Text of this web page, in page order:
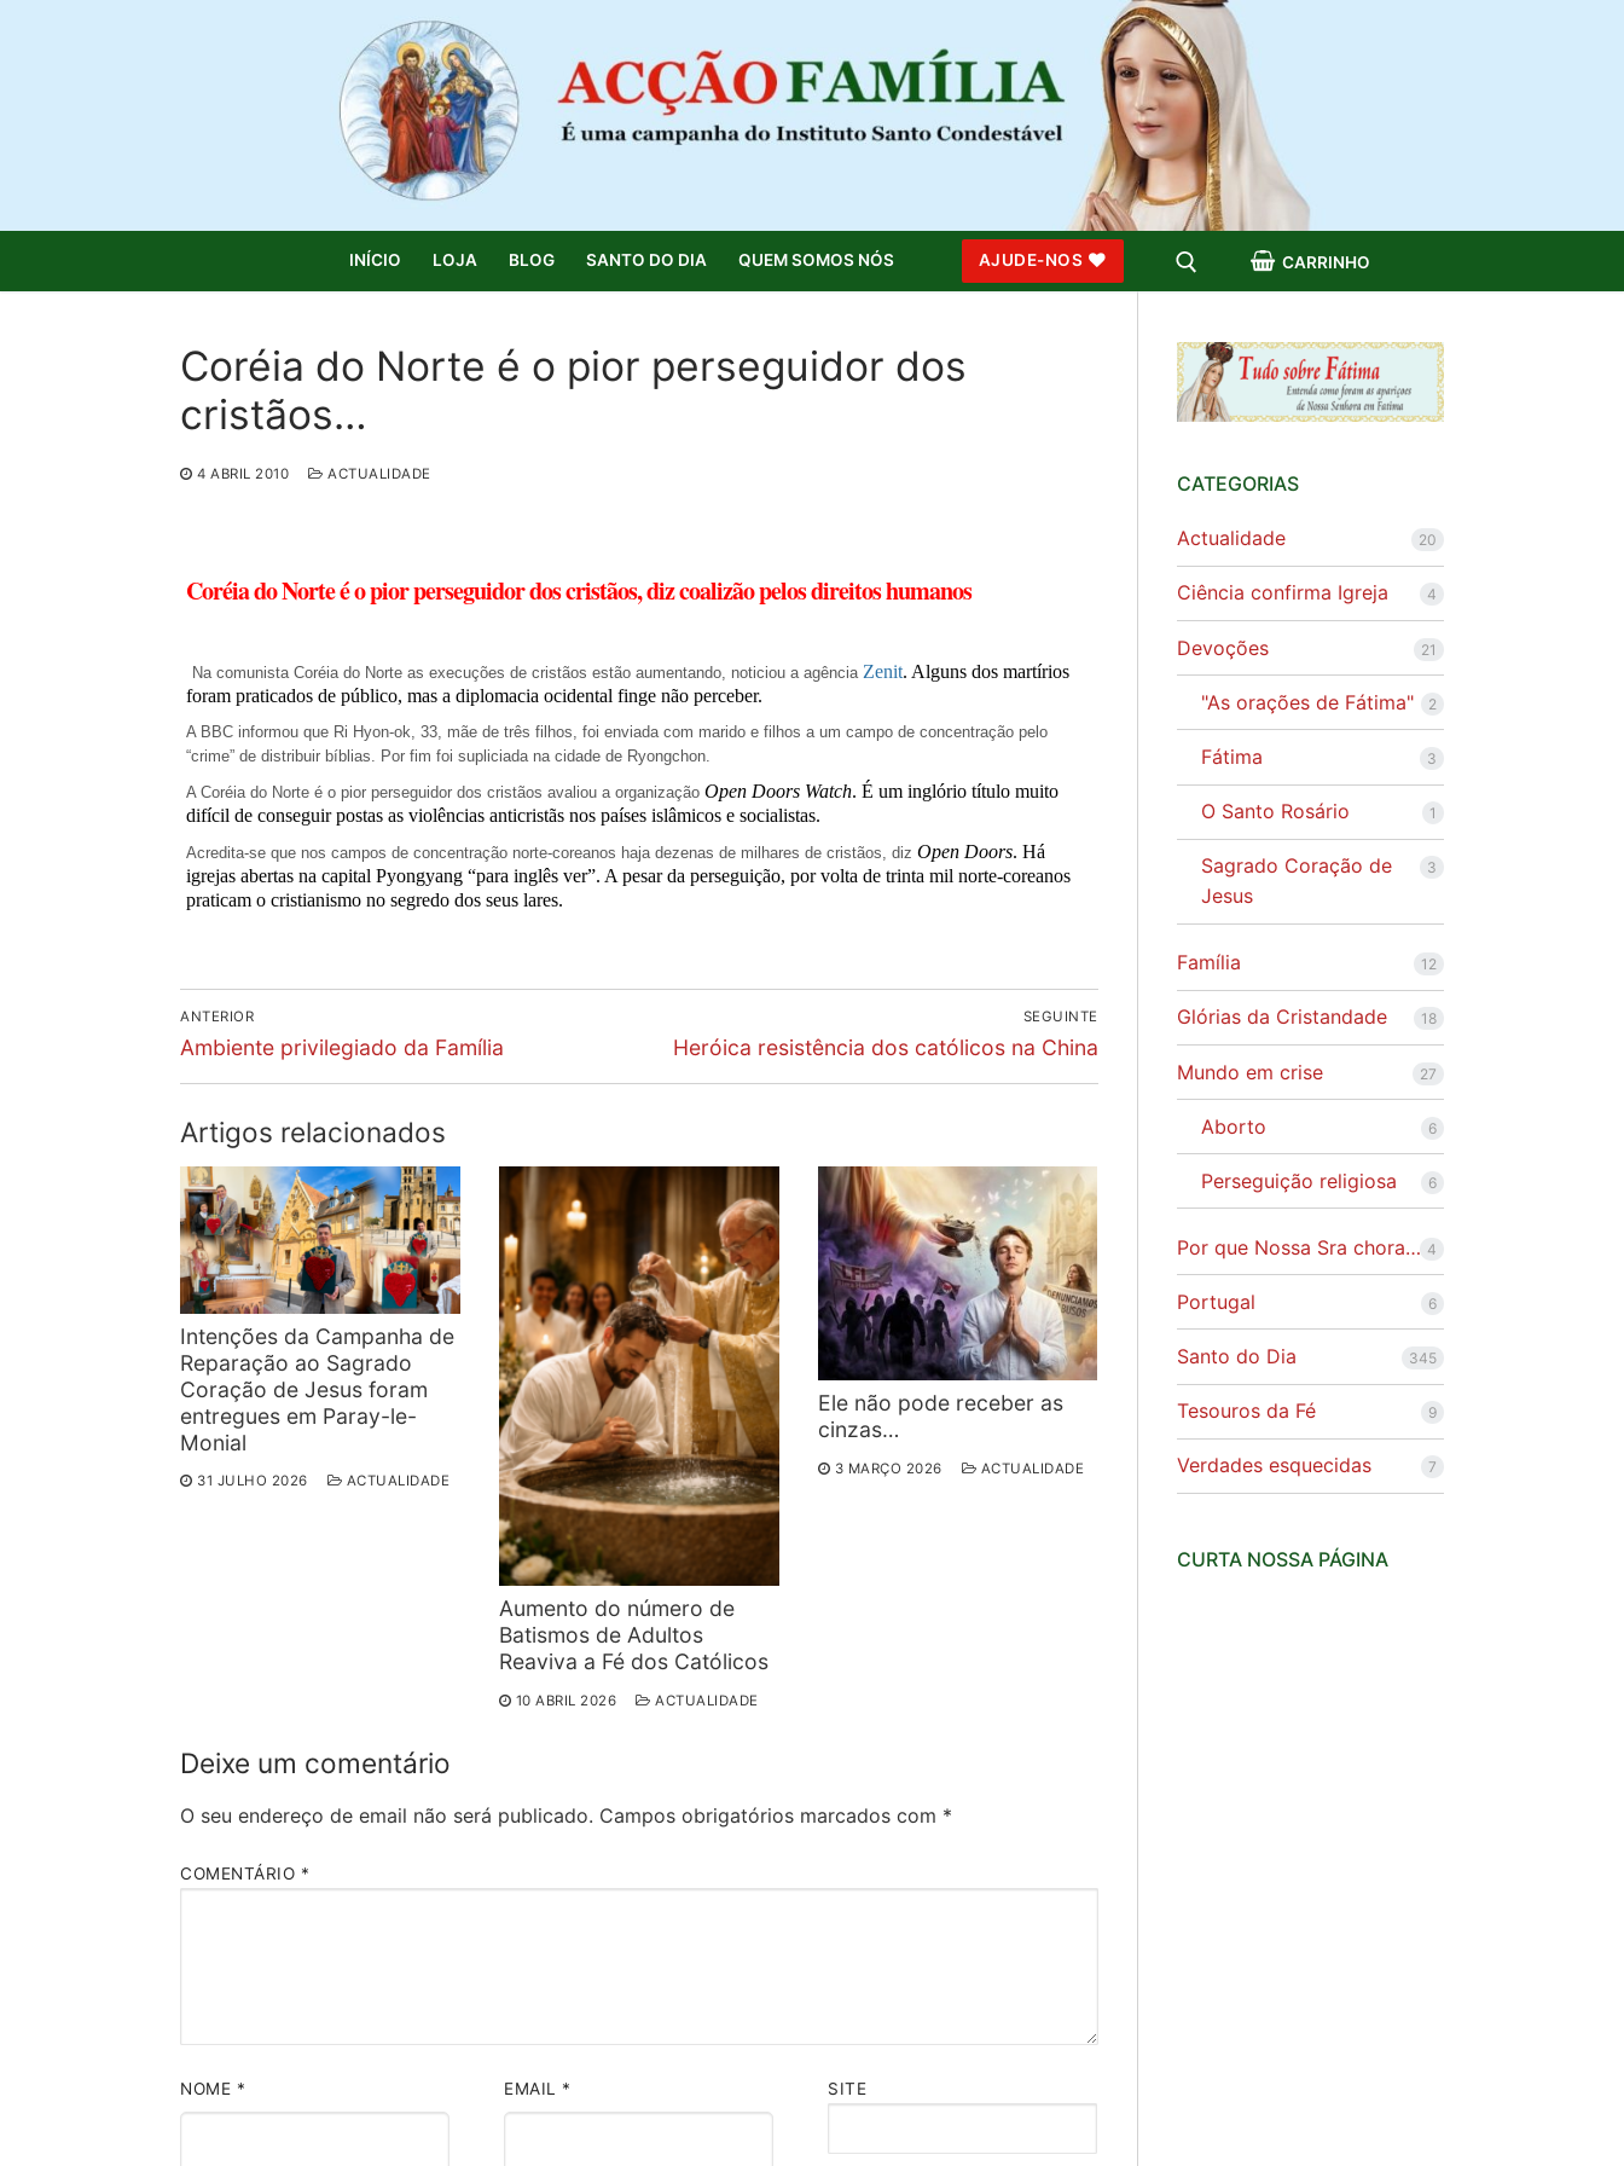
INÍCIO LOJA BLOG SANTO DO DIA QUEM SOMOS NÓS AJUDE-NOS CARRINHO
Blog
Quem somos nós
Coréia do Norte é o pior perseguidor dos
cristãos…
4 ABRIL 2010 ACTUALIDADE
Coréia do Norte é o pior perseguidor dos cristãos, diz coalizão pelos direitos humanos
Na comunista Coréia do Norte as execuções de cristãos estão aumentando, noticiou a agência Zenit. Alguns dos martírios
foram praticados de público, mas a diplomacia ocidental finge não perceber.
A BBC informou que Ri Hyon-ok, 33, mãe de três filhos, foi enviada com marido e filhos a um campo de concentração pelo
“crime” de distribuir bíblias. Por fim foi supliciada na cidade de Ryongchon.
A Coréia do Norte é o pior perseguidor dos cristãos avaliou a organização Open Doors Watch. É um inglório título muito
difícil de conseguir postas as violências anticristãs nos países islâmicos e socialistas.
Acredita-se que nos campos de concentração norte-coreanos haja dezenas de milhares de cristãos, diz Open Doors. Há
igrejas abertas na capital Pyongyang “para inglês ver”. A pesar da perseguição, por volta de trinta mil norte-coreanos
praticam o cristianismo no segredo dos seus lares.
Navegação
de
ANTERIOR
Previous
Ambiente privilegiado da Família
SEGUINTE
Next
Heróica resistência dos católicos na China
Artigos relacionados
Intenções da Campanha de
Reparação ao Sagrado
Coração de Jesus foram
entregues em Paray-le-
Monial
31 JULHO 2026 ACTUALIDADE
Aumento do número de
Batismos de Adultos
Reaviva a Fé dos Católicos
10 ABRIL 2026 ACTUALIDADE
Ele não pode receber as
cinzas…
3 MARÇO 2026 ACTUALIDADE
Deixe um comentário
O seu endereço de email não será publicado. Campos obrigatórios marcados com *
COMENTÁRIO *
NOME * EMAIL * SITE
CATEGORIAS
Actualidade 20
Ciência confirma Igreja 4
Devoções 21
"As orações de Fátima" 2
Fátima 3
O Santo Rosário 1
Sagrado Coração de
Jesus
3
Família 12
Glórias da Cristandade 18
Mundo em crise 27
Aborto 6
Perseguição religiosa 6
Por que Nossa Sra chora… 4
Portugal 6
Santo do Dia 345
Tesouros da Fé 9
Verdades esquecidas 7
CURTA NOSSA PÁGINA